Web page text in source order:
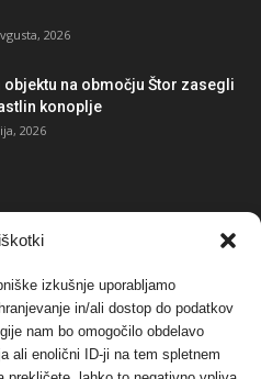
izkušnje uporabljamo
in/ali dostop do podatkov
nam bo omogočilo obdelavo
ali enolični ID-ji na tem spletnem
2026
na območju Štor zasegli
konoplje
2026
elektrarnam na Ojstrici, v
bolj...
2017